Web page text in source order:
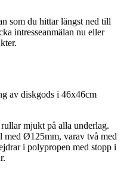
som du hittar längst ned till
intresseanmälan nu eller
av diskgods i 46x46cm
mjukt på alla underlag.
med Ø125mm, varav två med
i polypropen med stopp i